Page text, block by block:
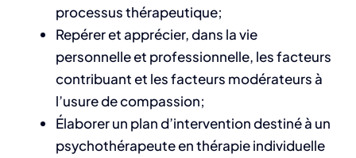
processus thérapeutique;
Repérer et apprécier, dans la vie
personnelle et professionnelle, les facteurs
contribuant et les facteurs modérateurs à
l’usure de compassion;
Élaborer un plan d’intervention destiné à un
psychothérapeute en thérapie individuelle